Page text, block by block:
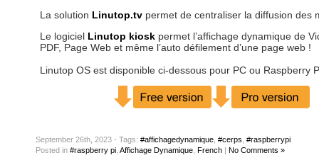
La solution Linutop.tv permet de centraliser la diffusion des
Le logiciel Linutop kiosk permet l’affichage dynamique de
PDF, Page Web et même l’auto défilement d’une page web !
Linutop OS est disponible ci-dessous pour PC ou Raspberry
September 26th, 2023 - Tags: #affichagedynamique #cerps #raspberrypi
Posted in #raspberry pi Affichage Dynamique French | No Comments »